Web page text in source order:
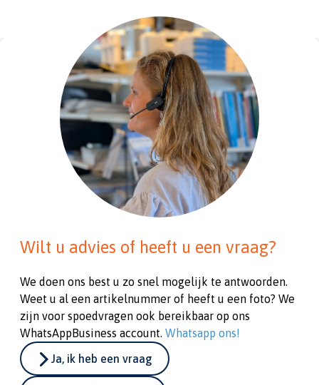
Wilt u advies of heeft u een vraag?
We doen ons best u zo snel mogelijk te antwoorden.
Weet u al een artikelnummer of heeft u een foto? We
zijn voor spoedvragen ook bereikbaar op ons
WhatsAppBusiness account. Whatsapp ons!
Ja, ik heb een vraag